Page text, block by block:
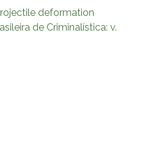
deformation
de Criminalística: v.